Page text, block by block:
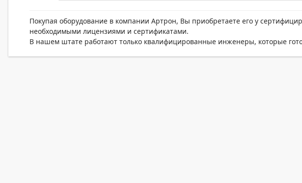
Покупая оборудование в компании Артрон, Вы приобретаете его у
необходимыми лицензиями и сертификатами.
В нашем штате работают только квалифицированные инженеры, которые